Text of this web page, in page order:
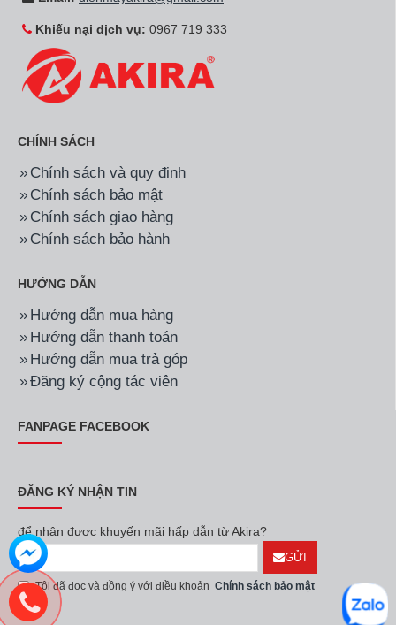
Hãng: Emberton Mã SP: EB-168II
13.520.000đ
Hãng:
Bếp từ EB-166II (Phiên
bản 2)
Emberton Mã SP:
Bếp từ Emberton EB-166II